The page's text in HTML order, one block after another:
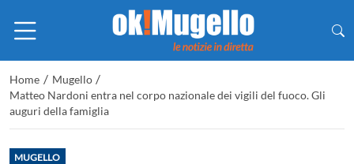
Home / Mugello /
Matteo Nardoni entra nel corpo nazionale dei vigili del fuoco. Gli
auguri della famiglia
MUGELLO